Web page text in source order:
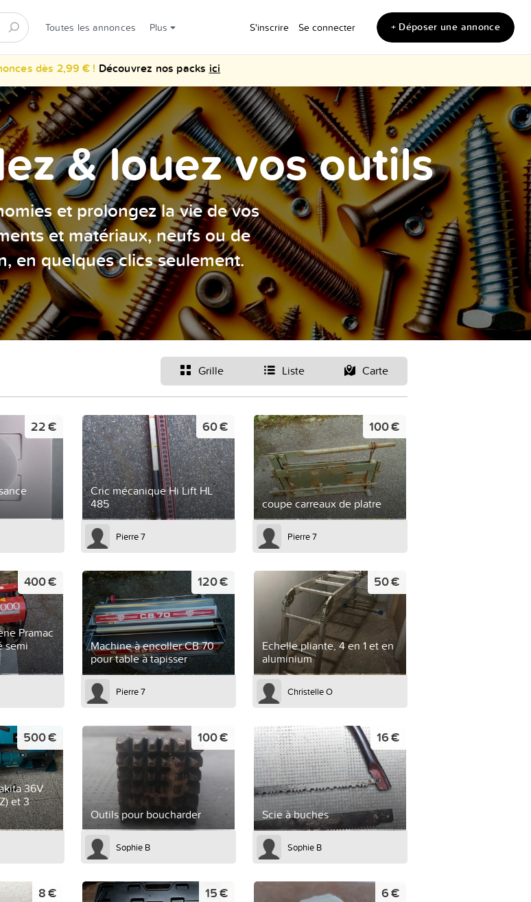
dès 2,99 € ! Découvrez nos packs ici
Toutes les annonces Plus S'inscrire Se connecter + Déposer une annonce
& louez vos outils
et prolongez la vie de vos
et matériaux, neufs ou de
en quelques clics seulement.
Grille Liste Carte
22 €
Cric mécanique Hi Lift HL
485
60 €
Pierre 7
coupe carreaux de platre
100 €
Pierre 7
Pramac
semi
400 €
Machine à encoller CB 70
pour table à tapisser
120 €
Pierre 7
Echelle pliante, 4 en 1 et en
aluminium
50 €
Christelle O
36V
et 3
500 €
Outils pour boucharder
100 €
Sophie B
Scie à buches
16 €
Sophie B
8 € 15 € 6 €